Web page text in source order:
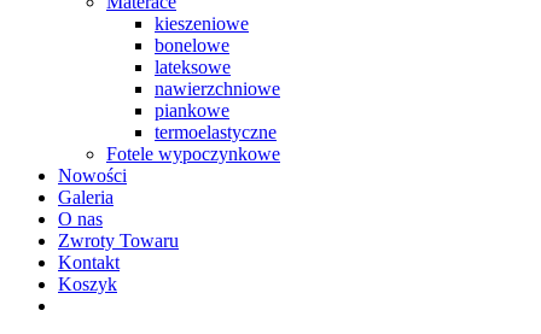
kieszeniowe
bonelowe
lateksowe
nawierzchniowe
piankowe
termoelastyczne
Fotele wypoczynkowe
Nowości
Galeria
O nas
Zwroty Towaru
Kontakt
Koszyk